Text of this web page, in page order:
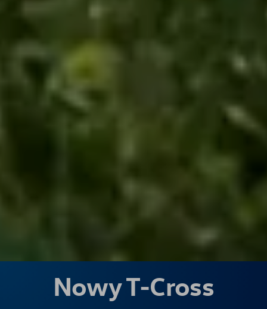
Nowy T-Cross